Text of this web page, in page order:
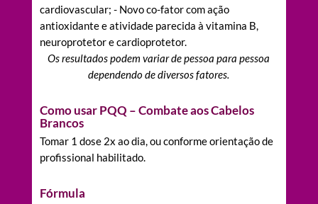
cardiovascular; - Novo co-fator com ação
antioxidante e atividade parecida à vitamina B,
neuroprotetor e cardioprotetor.
Os resultados podem variar de pessoa para pessoa
dependendo de diversos fatores.
Como usar PQQ – Combate aos Cabelos
Brancos
Tomar 1 dose 2x ao dia, ou conforme orientação de
profissional habilitado.
Fórmula